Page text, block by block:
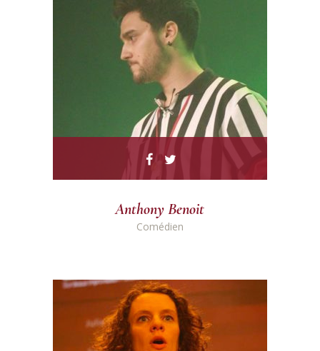
Anthony Benoit
Comédien